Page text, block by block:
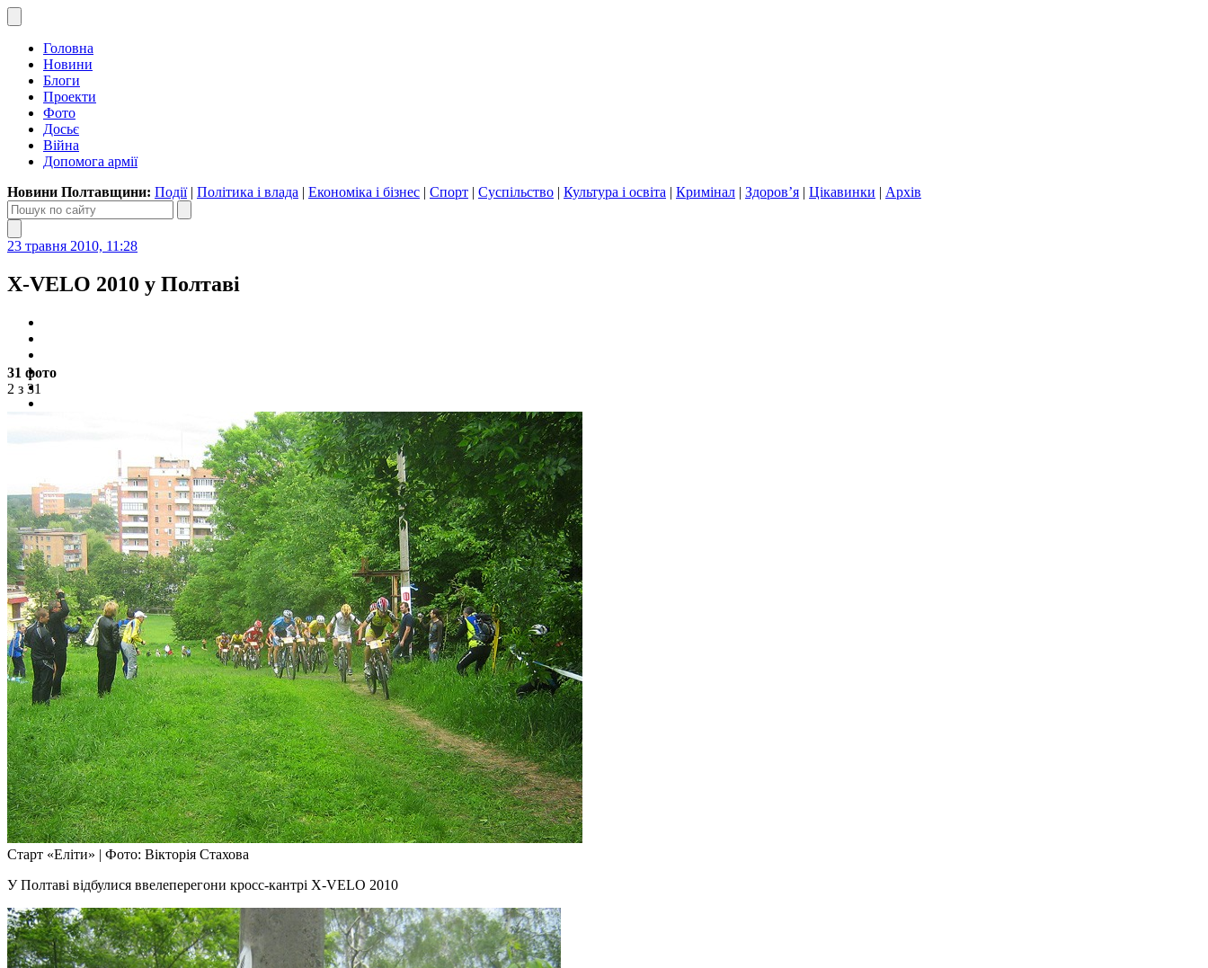
Головна
Новини
Блоги
Проекти
Фото
Досьє
Війна
Допомога армії
Новини Полтавщини: Події| Політика і влада | Економіка і бізнес | Спорт | Суспільство | Культура і освіта | Кримінал | Здоров’я | Цікавинки | Архів
23 травня 2010, 11:28
Х-VELO 2010 у Полтаві
31 фото
2 з 31
Старт «Еліти» | Фото: Вікторія Стахова
У Полтаві відбулися ввелеперегони кросс-кантрі Х-VELO 2010